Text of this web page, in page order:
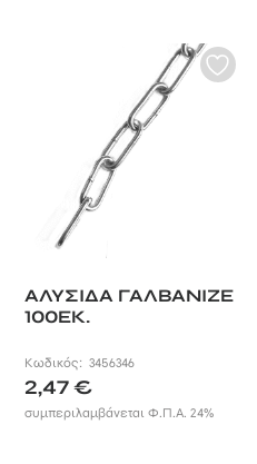
ΑΛΥΣΙΔΑ ΓΑΛΒΑΝΙΖΕ
100ΕΚ.
Κωδικός:3456346
2,47€
συμπεριλαμβάνεται Φ.Π.Α. 24%